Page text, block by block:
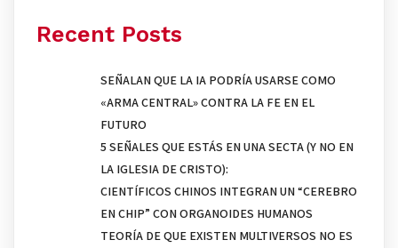
Recent Posts
SEÑALAN QUE LA IA PODRÍA USARSE COMO
«ARMA CENTRAL» CONTRA LA FE EN EL
FUTURO
5 SEÑALES QUE ESTÁS EN UNA SECTA (Y NO EN
LA IGLESIA DE CRISTO):
CIENTÍFICOS CHINOS INTEGRAN UN “CEREBRO
EN CHIP” CON ORGANOIDES HUMANOS
TEORÍA DE QUE EXISTEN MULTIVERSOS NO ES